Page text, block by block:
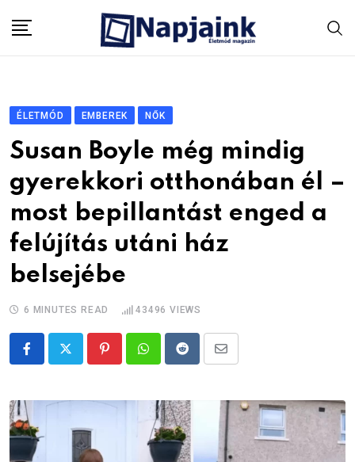
ÉLETMÓD EMBEREK NŐK
Susan Boyle még mindig
gyerekkori otthonában él –
most bepillantást enged a
felújítás utáni ház
belsejébe
6 MINUTES READ 43496 VIEWS
PinterestWhatsappRedditShare
Email